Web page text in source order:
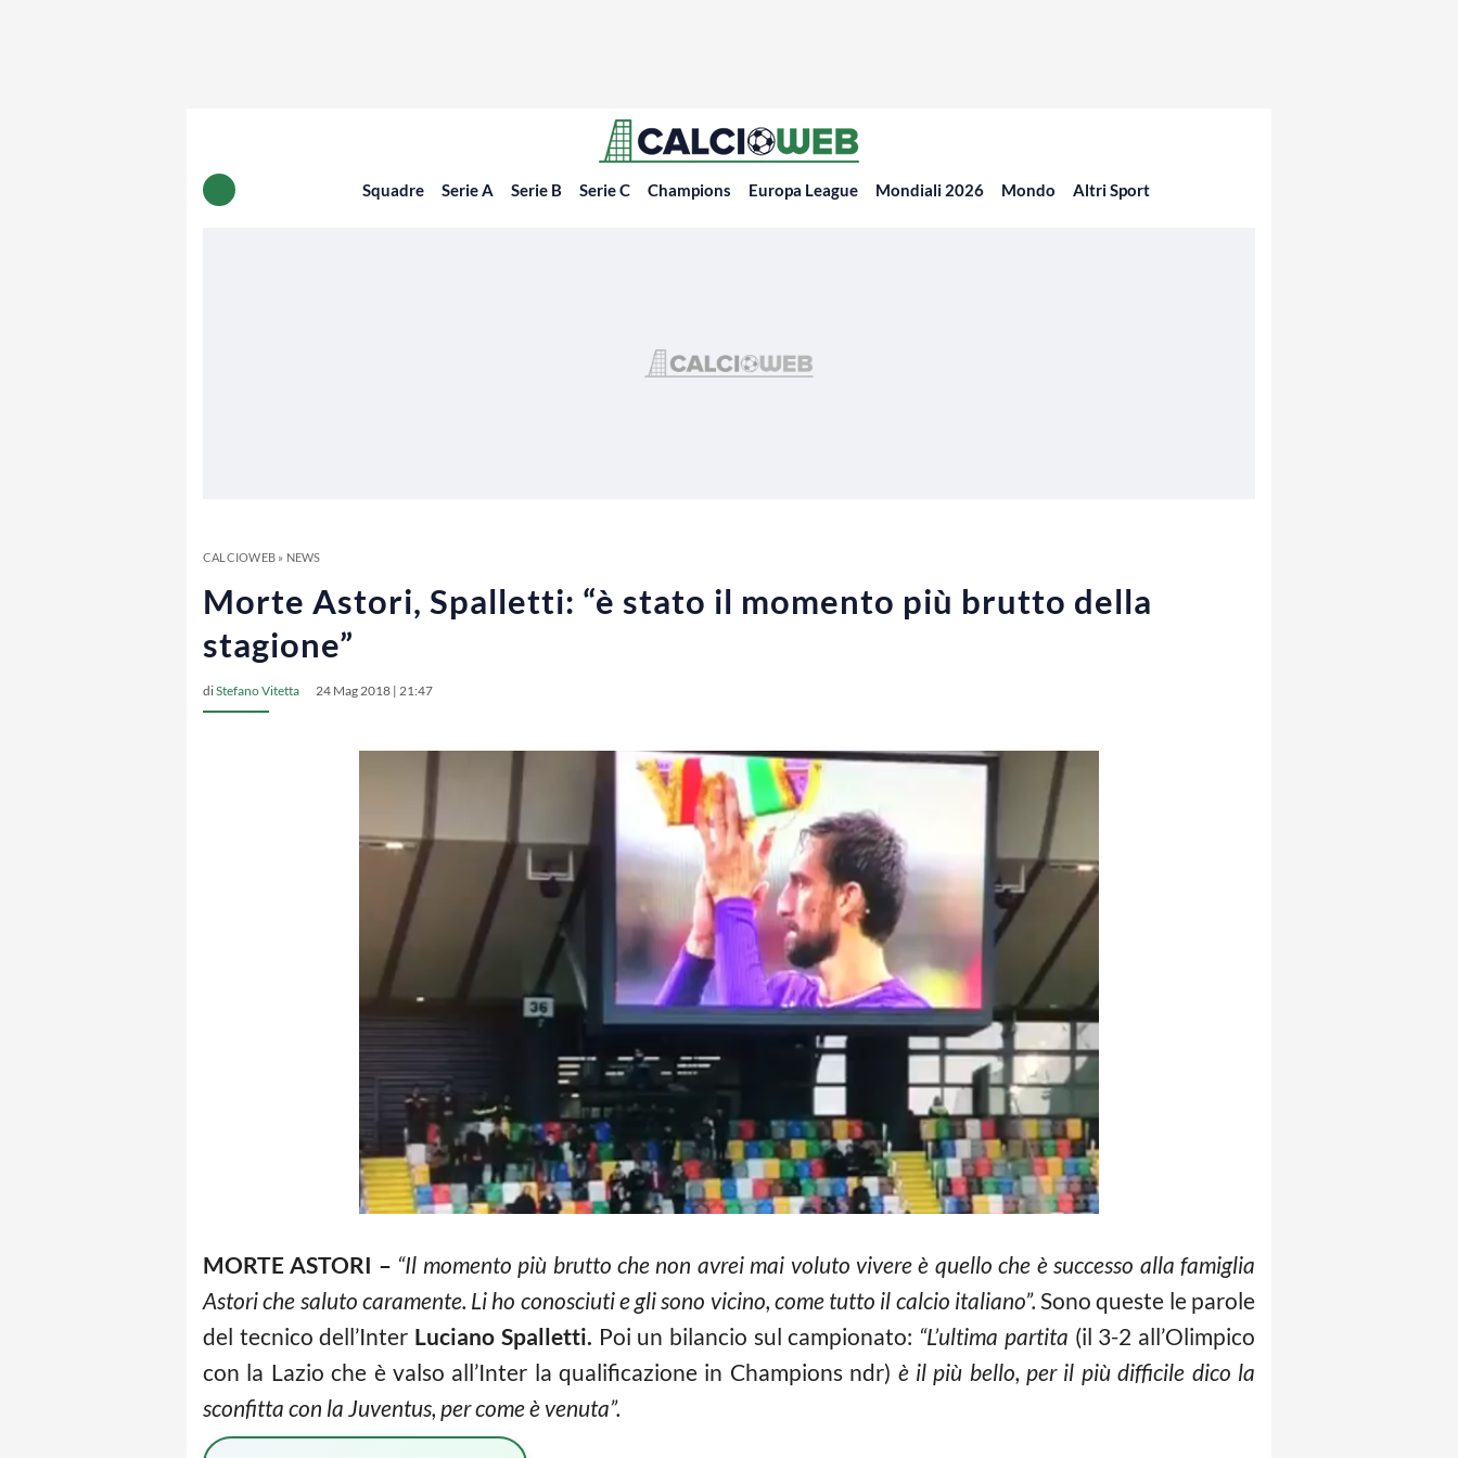
Squadre Serie A Serie B Serie C Champions Europa League Mondiali 2026 Mondo Altri Sport
CALCIOWEB» NEWS
Morte Astori, Spalletti: “è stato il momento più brutto della
stagione”
diStefano Vitetta 24 Mag 2018 | 21:47
MORTE ASTORI – “Il momento più brutto che non avrei mai voluto vivere è quello che è successo alla famiglia
Astori che saluto caramente. Li ho conosciuti e gli sono vicino, come tutto il calcio italiano”. Sono queste le parole
del tecnico dell’Inter Luciano Spalletti. Poi un bilancio sul campionato: “L’ultima partita (il 3-2 all’Olimpico
con la Lazio che è valso all’Inter la qualificazione in Champions ndr) è il più bello, per il più difficile dico la
sconfitta con la Juventus, per come è venuta”.